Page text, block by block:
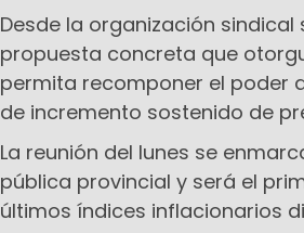
Desde la organización
propuesta concreta que
permita recomponer el poder
de incremento sostenido de
La reunión del lunes se
pública provincial y será el
últimos índices inflacionarios